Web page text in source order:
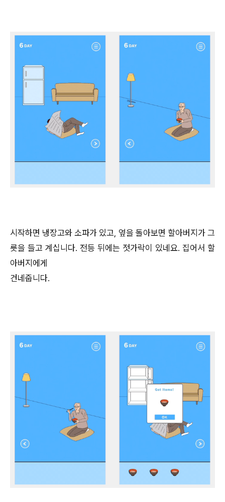
시작하면 냉장고와 소파가 있고, 옆을 돌아보면 할아버지가 그
릇을 들고 계십니다. 전등 뒤에는 젓가락이 있네요. 집어서 할
아버지에게
건네줍니다.